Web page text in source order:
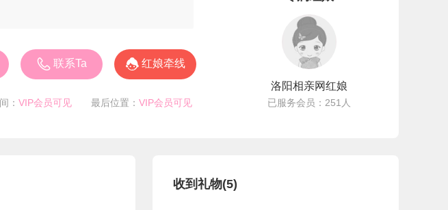
 联系Ta  红娘牵线
： VIP会员可见 最后位置： VIP会员可见
洛阳相亲网红娘
已服务会员：251人
收到礼物(5)